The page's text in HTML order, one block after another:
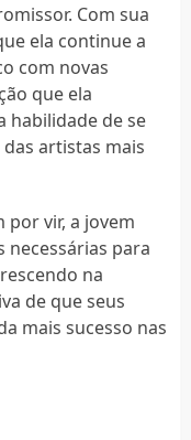
Com sua
ela continue a
com novas
que ela
habilidade de se
artistas mais
por vir, a jovem
para
na
de que seus
mais sucesso nas